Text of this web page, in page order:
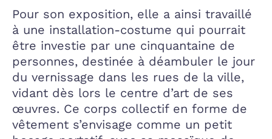
Pour son exposition, elle a ainsi travaillé
à une installation-costume qui pourrait
être investie par une cinquantaine de
personnes, destinée à déambuler le jour
du vernissage dans les rues de la ville,
vidant dès lors le centre d’art de ses
œuvres. Ce corps collectif en forme de
vêtement s’envisage comme un petit